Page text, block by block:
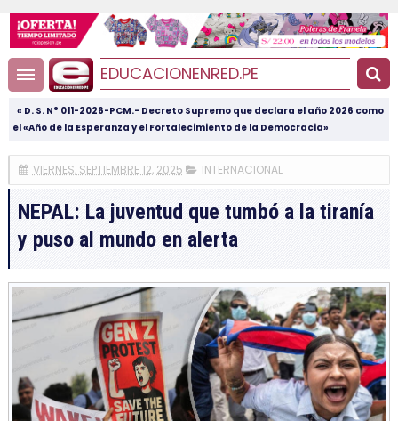
EDUCACIONENRED.PE
« D. S. N° 011-2026-PCM.- Decreto Supremo que declara el año 2026 como
el «Año de la Esperanza y el Fortalecimiento de la Democracia»
VIERNES, SEPTIEMBRE 12, 2025 INTERNACIONAL
NEPAL: La juventud que tumbó a la tiranía
y puso al mundo en alerta